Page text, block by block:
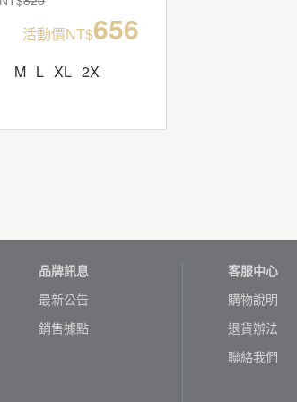
活動價NT$656
M L XL 2X
品牌訊息
最新公告
銷售據點
客服中心
購物說明
退貨辦法
聯絡我們